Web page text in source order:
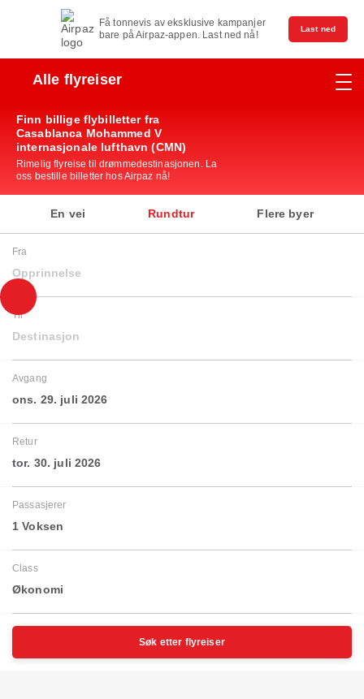
Få tonnevis av eksklusive kampanjer
bare på Airpaz-appen. Last ned nå!
Last ned
Alle flyreiser
Finn billige flybilletter fra
Casablanca Mohammed V
internasjonale lufthavn (CMN)
Rimelig flyreise til drømmedestinasjonen. La
oss bestille billetter hos Airpaz nå!
En vei Rundtur Flere byer
Fra
Opprinnelse
Til
Destinasjon
Avgang
ons. 29. juli 2026
Retur
tor. 30. juli 2026
Passasjerer
1 Voksen
Class
Økonomi
Søk etter flyreiser